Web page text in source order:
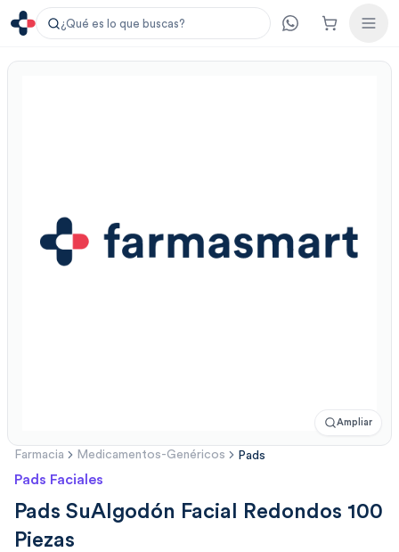
¿Qué es lo que buscas?
Ampliar
Farmacia Medicamentos-Genéricos Pads
Pads Faciales
Pads SuAlgodón Facial Redondos 100
Piezas